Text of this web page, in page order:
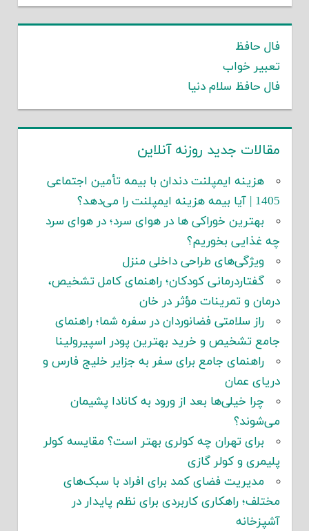
فال حافظ
تعبیر خواب
فال حافظ سلام دنیا
مقالات جدید روزنه آنلاین
هزینه ایمپلنت دندان با بیمه تأمین اجتماعی
1405 | آیا بیمه هزینه ایمپلنت را می‌دهد؟
بهترین خوراکی ها در هوای سرد؛ در هوای سرد
چه غذایی بخوریم؟
ویژگی‌های طراحی داخلی منزل
گفتاردرمانی کودکان؛ راهنمای کامل تشخیص،
درمان و تمرینات مؤثر در خان
راز سلامتی فضانوردان در سفره شما؛ راهنمای
جامع تشخیص و خرید بهترین پودر اسپیرولینا
راهنمای جامع برای سفر به جزایر خلیج فارس و
دریای عمان
چرا خیلی‌ها بعد از ورود به کانادا پشیمان
می‌شوند؟
برای تهران چه کولری بهتر است؟ مقایسه کولر
پلیمری و کولر گازی
مدیریت فضای کمد برای افراد با سبک‌های
مختلف؛ راهکاری کاربردی برای نظم پایدار در
آشپزخانه